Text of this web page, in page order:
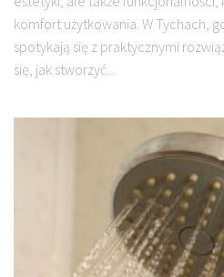
komfort użytkowania. W Tychach,
spotykają się z praktycznymi
się, jak stworzyć...